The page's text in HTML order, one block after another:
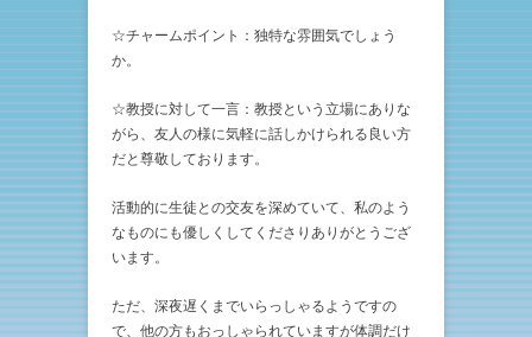
☆チャームポイント：独特な雰囲気でしょう
か。
☆教授に対して一言：教授という立場にありな
がら、友人の様に気軽に話しかけられる良い方
だと尊敬しております。
活動的に生徒との交友を深めていて、私のよう
なものにも優しくしてくださりありがとうござ
います。
ただ、深夜遅くまでいらっしゃるようですの
で、他の方もおっしゃられていますが体調だけ